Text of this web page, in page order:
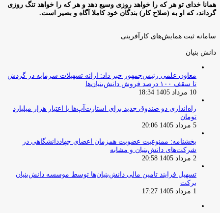
همانا خدای تو هر که را خواهد روزی وسیع دهد و هر که را خواهد تنگ روزی
گرداند، که او به (صلاح کار) بندگان خود کاملا آگاه و بصیر است.
سامانه ثبت همایش‌های کارآفرینی
دانش‌ بنیان‌
معاون علمی رئیس‌جمهور خبر داد: ارائه تسهیلات سرمایه در گردش
تا سقف ۱۰۰ درصد فروش دانش‌بنیان‌ها
10 مرداد 1405 18:34
راه‌اندازی دو صندوق جدید برای استارت‌آپ‌ها با اعتبار هزار میلیارد
تومان
5 مرداد 1405 20:06
بخشنامه: ممنوعیت عضویت همزمان اعضای جهاددانشگاهی در
شرکت‌های دانش‌بنیان و مشابه
2 مرداد 1405 20:58
تسهیل فرایند تامین مالی دانش‌بنیان‌ها توسط موسسه دانش‌بنیان
برکت
1 مرداد 1405 17:27